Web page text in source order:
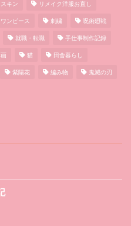
キン リメイク洋服お直し
ワンピース 刺繍 呪術廻戦
就職・転職 手仕事制作記録
猫 田舎暮らし
紫陽花 編み物 鬼滅の刃